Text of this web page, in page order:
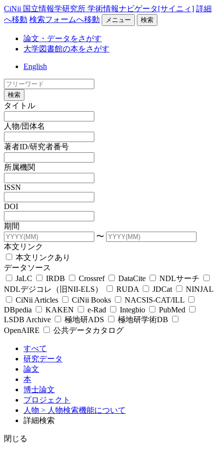
CiNii 国立情報学研究所 学術情報ナビゲータ[サイニィ] 詳細
へ移動 検索フォームへ移動 メニュー 検索
論文・データをさがす
大学図書館の本をさがす
English
検索
タイトル
人物/団体名
著者ID/研究者番号
所属機関
ISSN
DOI
期間
〜
本文リンク
本文リンクあり
データソース
JaLC
IRDB Crossref DataCite
NDLサーチ
NDLデジコレ（旧NII-ELS）
RUDA JDCat
NINJAL
CiNii Articles
CiNii Books
NACSIS-CAT/ILL
DBpedia
KAKEN e-Rad Integbio
PubMed
LSDB Archive
極地研ADS
極地研学術DB
OpenAIRE
公共データカタログ
すべて
研究データ
論文
本
博士論文
プロジェクト
人物 > 人物検索機能について
詳細検索
閉じる